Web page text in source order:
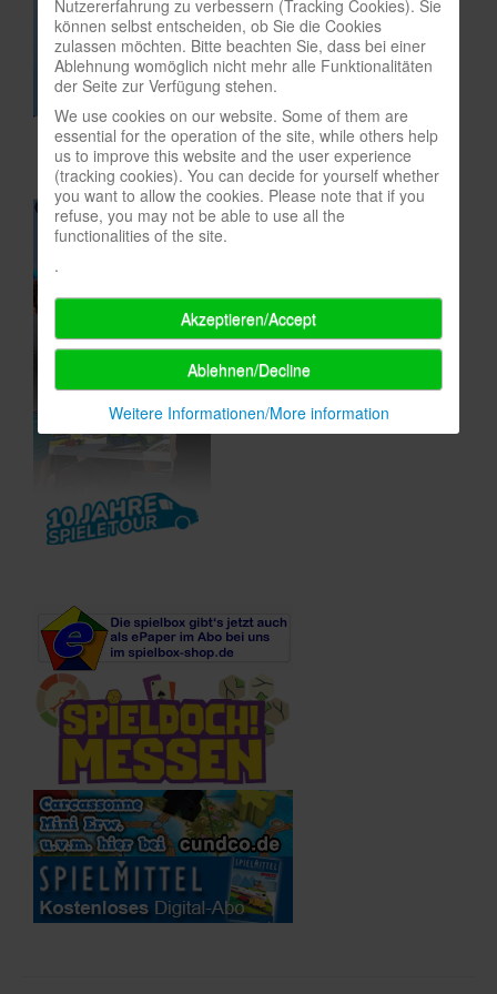
In eigener Sache-On our own behalf
Archivierte Meldungen-News archive
Nutzererfahrung zu verbessern (Tracking Cookies). Sie
können selbst entscheiden, ob Sie die Cookies
zulassen möchten. Bitte beachten Sie, dass bei einer
Ablehnung womöglich nicht mehr alle Funktionalitäten
der Seite zur Verfügung stehen.
We use cookies on our website. Some of them are
essential for the operation of the site, while others help
us to improve this website and the user experience
(tracking cookies). You can decide for yourself whether
you want to allow the cookies. Please note that if you
refuse, you may not be able to use all the
functionalities of the site.
.
Akzeptieren/Accept
Ablehnen/Decline
Weitere Informationen/More information